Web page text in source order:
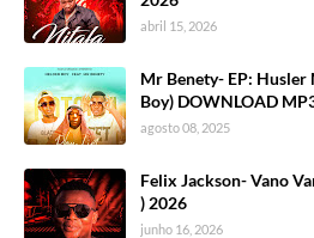
abril 15, 2026
Mr Benety- EP: Husler
Boy) DOWNLOAD
agosto 08, 2025
Felix Jackson- Vano
) 2026
junho 16, 2026